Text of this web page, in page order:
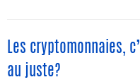
Les cryptomonnaies,
au juste?